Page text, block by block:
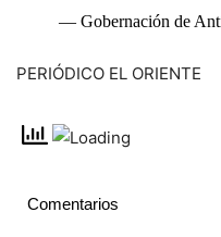
— Gobernación de
PERIÓDICO EL ORIENTE
Comentarios